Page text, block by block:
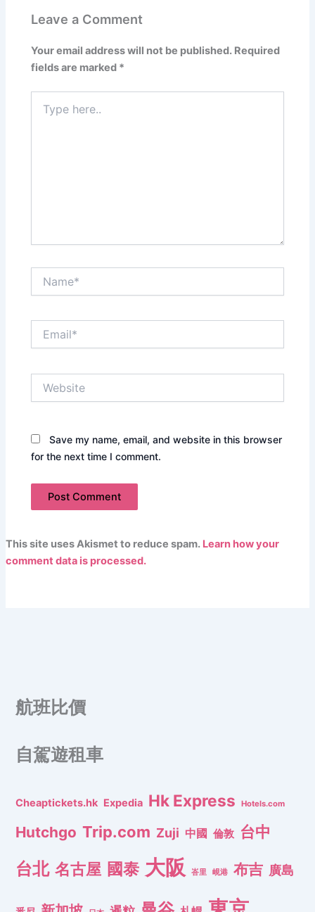
Leave a Comment
Your email address will not be published. Required
fields are marked *
here..
Save my name, email, and website in this browser
for the next time I comment.
This site uses Akismet to reduce spam. Learn how your
comment data is processed.
航班比價
自駕遊租車
Cheaptickets.hk Expedia Hk Express Hotels.com
Hutchgo Trip.com Zuji 中國 倫敦 台中
台北 名古屋 國泰 大阪 峇里 峴港 布吉 廣島